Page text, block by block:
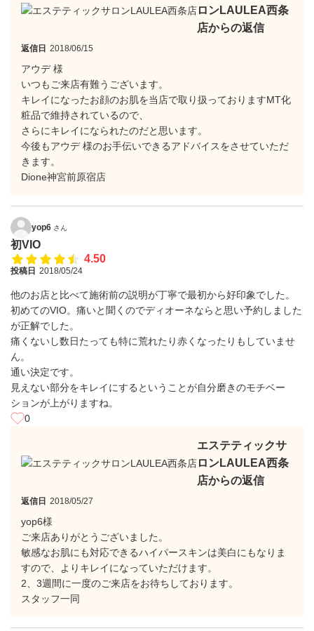
ロンLAULEA西条
店からの返信
返信日 2018/06/15
アウデ 様
いつもご来店有難うございます。
キレイになったお顔のお肌を当店で取り扱っておりますMT化
粧品で維持されているので、
さらにキレイになられたのだと思います。
今後もアウデ 様のお手伝いできるアドバイスをさせていただ
きます。
Dione神宮前原宿店
yop6 さん
初VIO
4.50
投稿日 2018/05/24
他のお店と比べて施術前の説明が丁寧で最初から好印象でした。
初めてのVIO。痛いと聞くのでディオーネならと思い予約しました
が正解でした。
痛くないし数日たっても特に荒れたり赤くなったりもしていませ
ん。
通い決定です。
見えない部分をキレイにするということが自分磨きのモチベー
ションが上がりますね。
0
エステティックサ
ロンLAULEA西条
店からの返信
返信日 2018/05/27
yop6様
ご来店ありがとうございました。
敏感なお肌にも対応できるハイパースキンは美白にもなりま
すので、よりキレイになっていただけます。
2、3週間に一度のご来店をお待ちしております。
スタッフ一同